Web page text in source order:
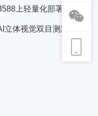
上轻量化部署项目
体视觉双目测距项目